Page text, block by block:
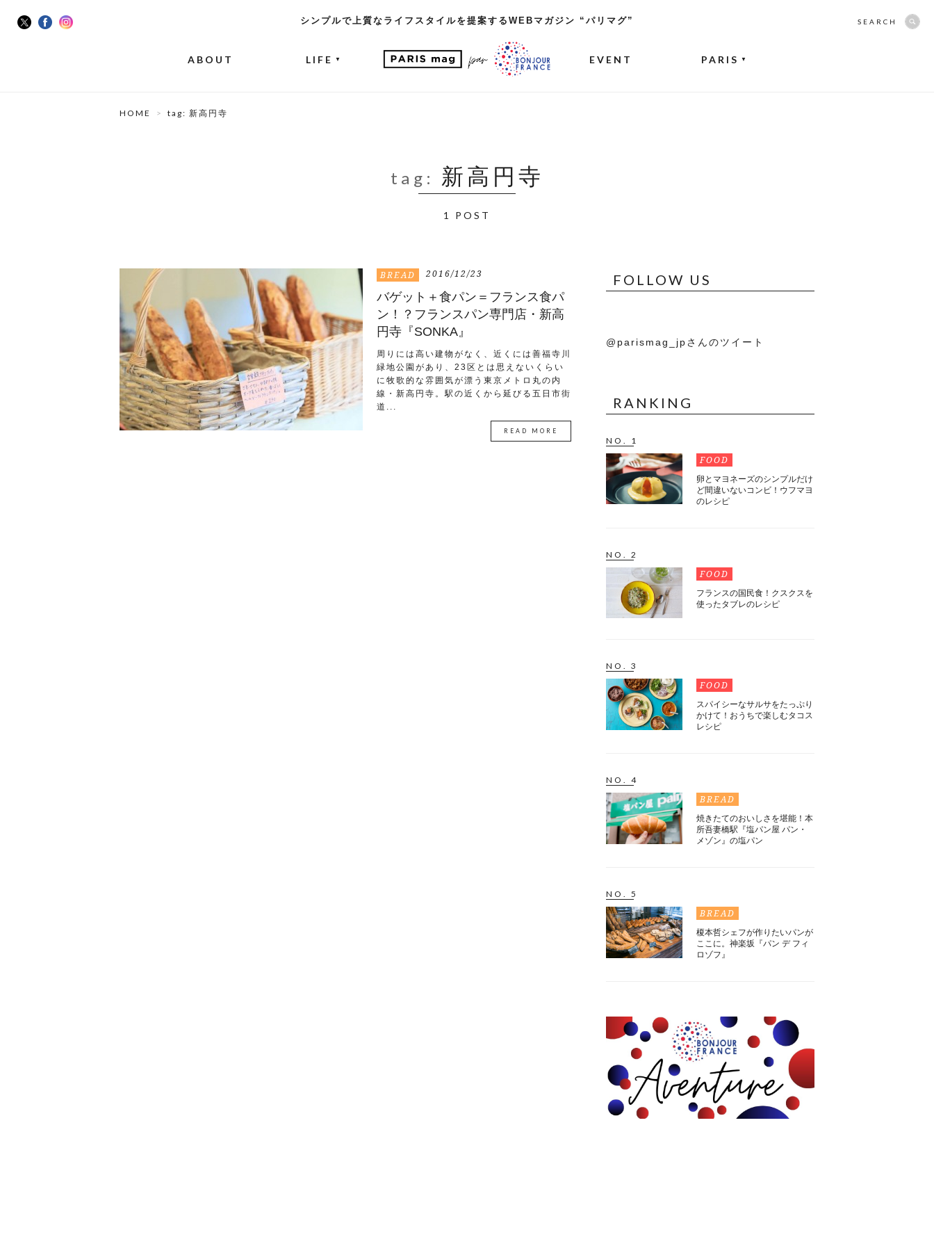
シンプルで上質なライフスタイルを提案するWEBマガジン “パリマグ”
ABOUT LIFE ▼ EVENT PARIS ▼
SEARCH
HOME tag: 新高円寺
tag: 新高円寺
1 POST
BREAD 2016/12/23
バゲット＋食パン＝フランス食パ
ン！？フランスパン専門店・新高
円寺『SONKA』
周りには高い建物がなく、近くには善福寺川
緑地公園があり、23区とは思えないくらい
に牧歌的な雰囲気が漂う東京メトロ丸の内
線・新高円寺。駅の近くから延びる五日市街
道...
READ MORE
FOLLOW US
@parismag_jpさんのツイート
RANKING
NO. 1
FOOD
卵とマヨネーズのシンプルだけ
ど間違いないコンビ！ウフマヨ
のレシピ
NO. 2
FOOD
フランスの国民食！クスクスを
使ったタブレのレシピ
NO. 3
FOOD
スパイシーなサルサをたっぷり
かけて！おうちで楽しむタコス
レシピ
NO. 4
BREAD
焼きたてのおいしさを堪能！本
所吾妻橋駅『塩パン屋 パン・
メゾン』の塩パン
NO. 5
BREAD
榎本哲シェフが作りたいパンが
ここに。神楽坂『パン デ フィ
ロゾフ』